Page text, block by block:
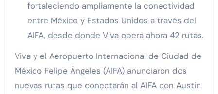
fortaleciendo ampliamente la conectividad
entre México y Estados Unidos a través del
AIFA, desde donde Viva opera ahora 42 rutas.
Viva y el Aeropuerto Internacional de Ciudad de
México Felipe Ángeles (AIFA) anunciaron dos
nuevas rutas que conectarán al AIFA con Austin